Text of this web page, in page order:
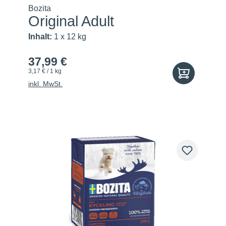
Bozita
Original Adult
Inhalt: 1 x 12 kg
37,99 €
3,17 € / 1 kg
inkl. MwSt.